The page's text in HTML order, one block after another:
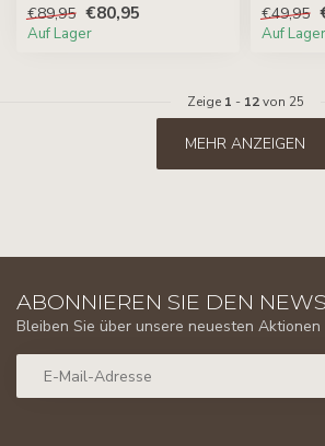
€89,95 €80,95
Auf Lager
€49,95
Auf Lager
Zeige 1 - 12von 25
MEHR ANZEIGEN
ABONNIEREN SIE DEN
Bleiben Sie über unsere neuesten